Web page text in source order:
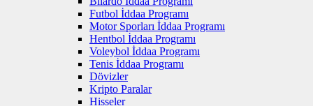
Futbol İddaa Programı
Motor Sporları İddaa Programı
Hentbol İddaa Programı
Voleybol İddaa Programı
Tenis İddaa Programı
Dövizler
Kripto Paralar
Hisseler